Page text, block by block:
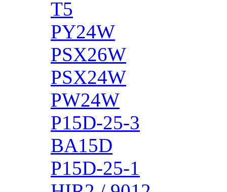
T5
PY24W
PSX26W
PSX24W
PW24W
P15D-25-3
BA15D
P15D-25-1